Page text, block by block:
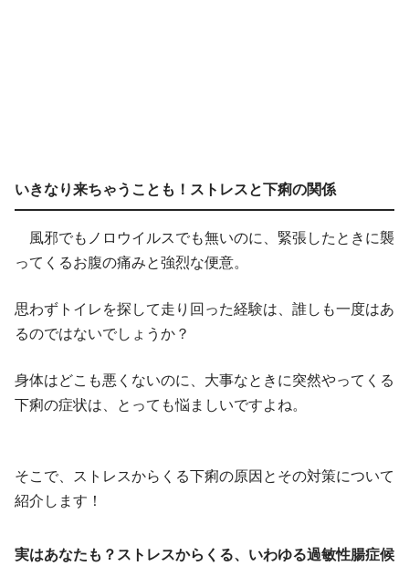
いきなり来ちゃうことも！ストレスと下痢の関係
風邪でもノロウイルスでも無いのに、緊張したときに襲
ってくるお腹の痛みと強烈な便意。
思わずトイレを探して走り回った経験は、誰しも一度はあ
るのではないでしょうか？
身体はどこも悪くないのに、大事なときに突然やってくる
下痢の症状は、とっても悩ましいですよね。
そこで、ストレスからくる下痢の原因とその対策について
紹介します！
実はあなたも？ストレスからくる、いわゆる過敏性腸症候